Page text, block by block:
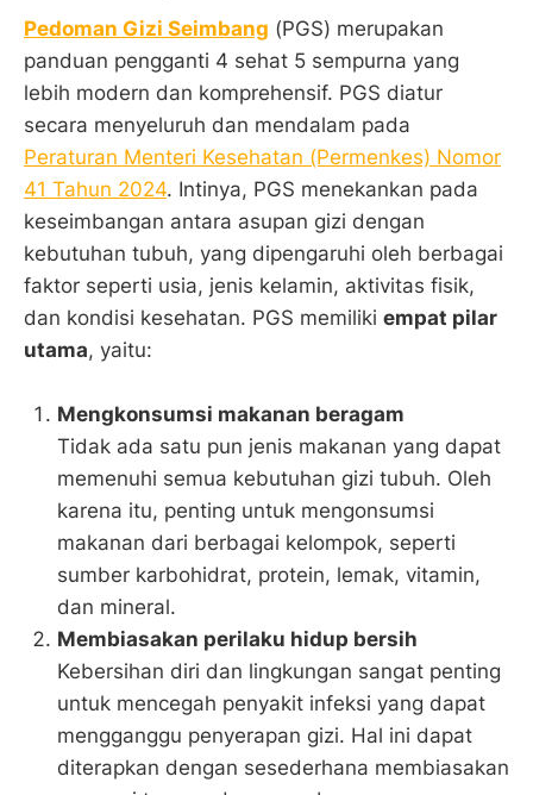
Pedoman Gizi Seimbang (PGS) merupakan
panduan pengganti 4 sehat 5 sempurna yang
lebih modern dan komprehensif. PGS diatur
secara menyeluruh dan mendalam pada
Peraturan Menteri Kesehatan (Permenkes) Nomor
41 Tahun 2024. Intinya, PGS menekankan pada
keseimbangan antara asupan gizi dengan
kebutuhan tubuh, yang dipengaruhi oleh berbagai
faktor seperti usia, jenis kelamin, aktivitas fisik,
dan kondisi kesehatan. PGS memiliki empat pilar
utama, yaitu:
Mengkonsumsi makanan beragam
Tidak ada satu pun jenis makanan yang dapat
memenuhi semua kebutuhan gizi tubuh. Oleh
karena itu, penting untuk mengonsumsi
makanan dari berbagai kelompok, seperti
sumber karbohidrat, protein, lemak, vitamin,
dan mineral.
Membiasakan perilaku hidup bersih
Kebersihan diri dan lingkungan sangat penting
untuk mencegah penyakit infeksi yang dapat
mengganggu penyerapan gizi. Hal ini dapat
diterapkan dengan sesederhana membiasakan